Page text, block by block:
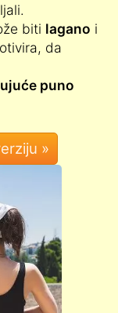
biti lagano i
da
puno